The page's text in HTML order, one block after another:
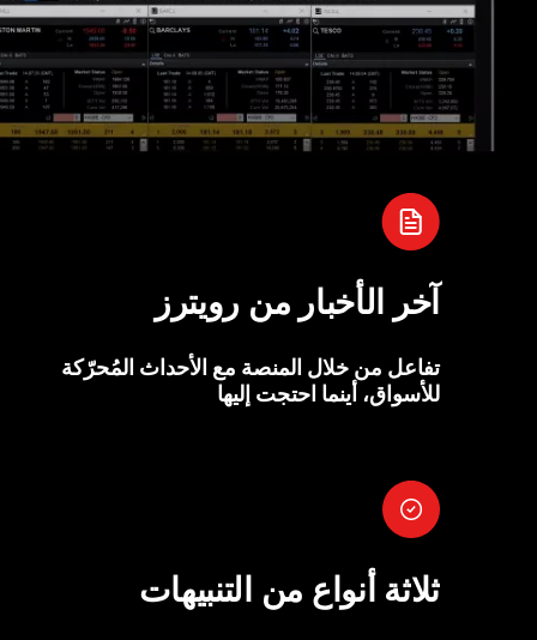
آخر الأخبار من رويترز
تفاعل من خلال المنصة مع الأحداث المُحرّكة
للأسواق، أينما احتجت إليها
ثلاثة أنواع من التنبيهات